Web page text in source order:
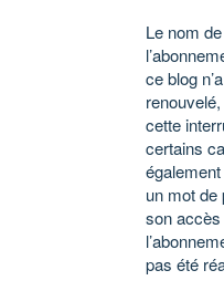
Le nom
ce blog
cette
certains
un mot de
son
pas été